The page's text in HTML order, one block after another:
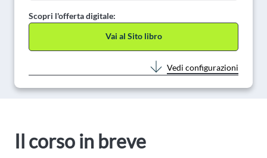
Scopri l'offerta digitale:
Vai al Sito libro
Vedi configurazioni
Il corso in breve